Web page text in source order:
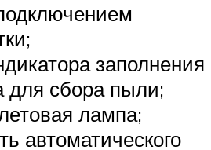
заполнения
для сбора пыли;
лампа;
автоматического